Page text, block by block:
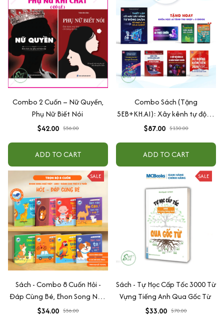
Combo 2 Cuốn – Nữ Quyền,
Phụ Nữ Biết Nói
$42.00 $56.00
ADD TO CART
Combo Sách (Tặng
5EB+KH.AI): Xây kênh tự động
AI Agent + AI siêu mạnh + 3
+ Xu hướng
$87.00 $130.00
ADD TO CART
SALE
Sách - Combo 8 Cuốn Hỏi -
Đáp Cùng Bé, Ehon Song Ngữ
Việt - Anh - Dành Cho Bé Từ 0
$34.00 $56.00
SALE
Sách - Tự Học Cấp Tốc 3000 Từ
Vựng Tiếng Anh Qua Gốc Từ
$33.00 $70.00